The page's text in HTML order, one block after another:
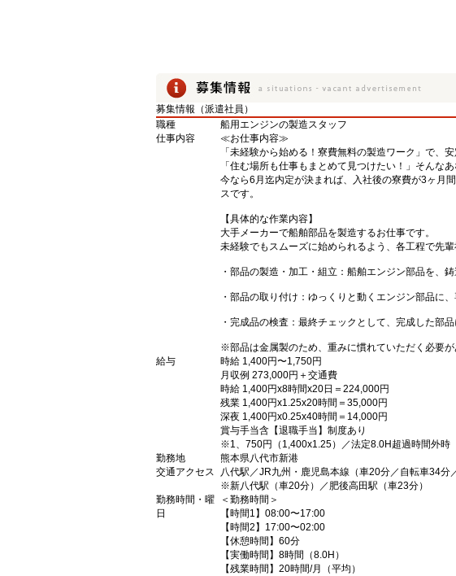
募集情報（派遣社員）
職種
船用エンジンの製造スタッフ
仕事内容
≪お仕事内容≫
「未経験から始める！寮費無料の製造ワーク」で、
「住む場所も仕事もまとめて見つけたい！」そんな
今なら6月迄内定が決まれば、入社後の寮費が3ヶ月
スです。
【具体的な作業内容】
大手メーカーで船舶部品を製造するお仕事です。
未経験でもスムーズに始められるよう、各工程で先輩
・部品の製造・加工・組立：船舶エンジン部品を、
・部品の取り付け：ゆっくりと動くエンジン部品に
・完成品の検査：最終チェックとして、完成した部
※部品は金属製のため、重みに慣れていただく必要が
給与
時給 1,400円〜1,750円
月収例 273,000円＋交通費
時給 1,400円x8時間x20日＝224,000円
残業 1,400円x1.25x20時間＝35,000円
深夜 1,400円x0.25x40時間＝14,000円
賞与手当含【退職手当】制度あり
※1、750円（1,400x1.25）／法定8.0H超過時間外時
勤務地
熊本県八代市新港
交通アクセス
八代駅／JR九州・鹿児島本線（車20分／自転車34分
※新八代駅（車20分）／肥後高田駅（車23分）
勤務時間・曜
日
＜勤務時間＞
【時間1】08:00〜17:00
【時間2】17:00〜02:00
【休憩時間】60分
【実働時間】8時間（8.0H）
【残業時間】20時間/月（平均）